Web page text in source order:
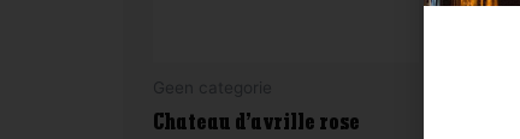
Chateau d’avrille rose